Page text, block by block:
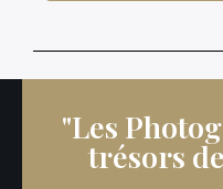
"Les
trésors